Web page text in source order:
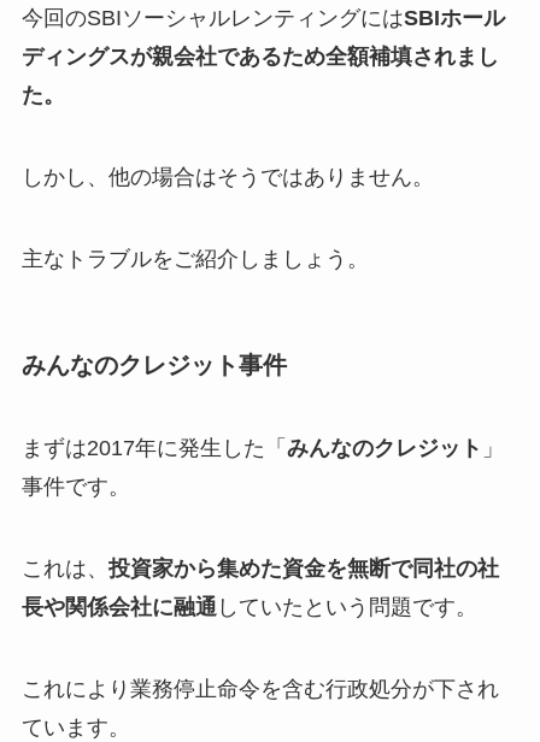
今回のSBIソーシャルレンティングにはSBIホール
ディングスが親会社であるため全額補填されまし
た。
しかし、他の場合はそうではありません。
主なトラブルをご紹介しましょう。
みんなのクレジット事件
まずは2017年に発生した「 みんなのクレジット 」
事件です。
これは、 投資家から集めた資金を無断で同社の社
長や関係会社に融通していたという問題です。
これにより業務停止命令を含む行政処分が下され
ています。